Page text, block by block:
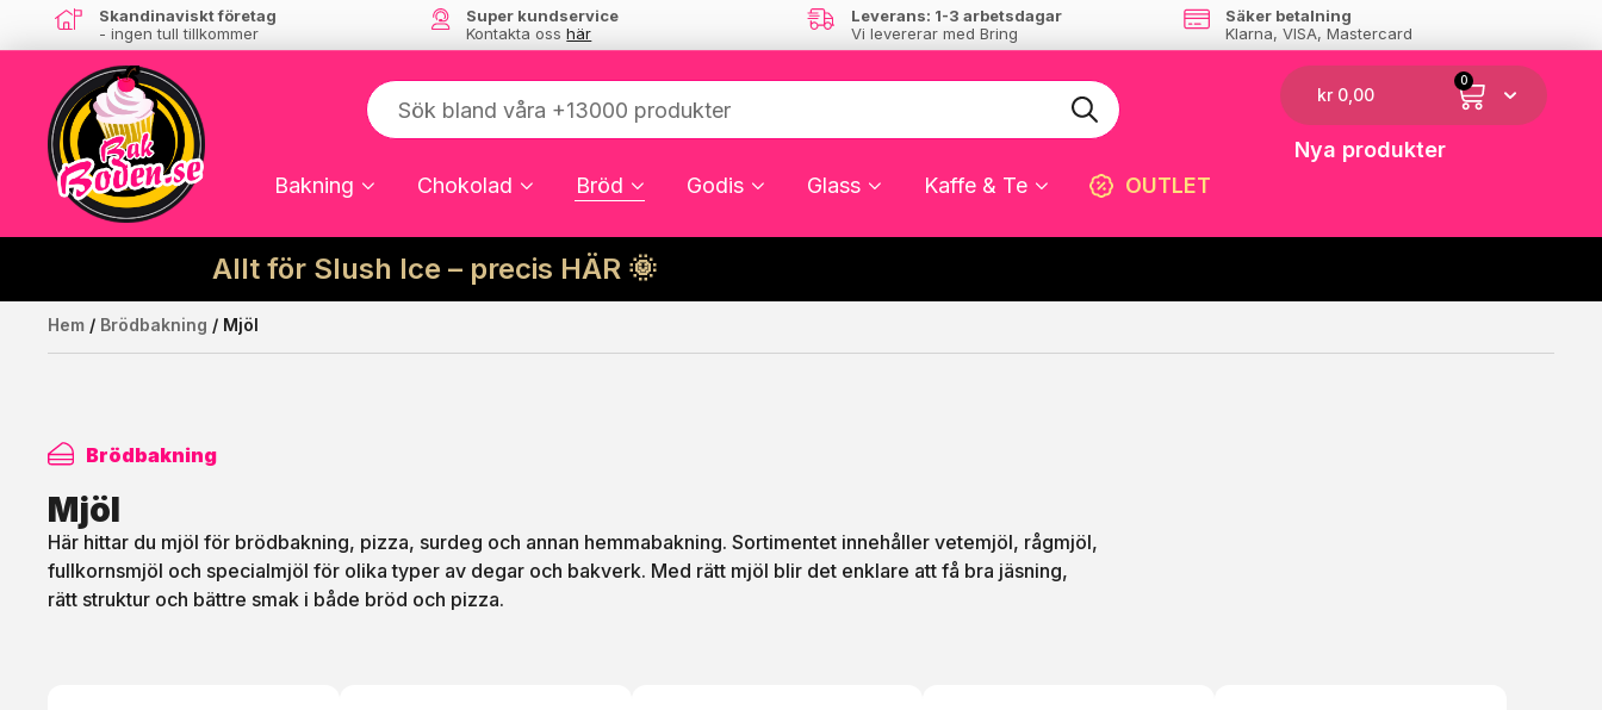
Skandinaviskt företag
- ingen tull tillkommer
Super kundservice
Kontakta oss här
Leverans: 1-3 arbetsdagar
Vi levererar med Bring
Säker betalning
Klarna, VISA, Mastercard
Bakning Chokolad Bröd Godis Glass Kaffe & Te OUTLET
kr0,00
0
Nya produkter
Allt för Slush Ice – precis HÄR 🌞
Hem / Brödbakning / Mjöl
Brödbakning
Mjöl
Här hittar du mjöl för brödbakning, pizza, surdeg och annan hemmabakning. Sortimentet innehåller vetemjöl, rågmjöl,
fullkornsmjöl och specialmjöl för olika typer av degar och bakverk. Med rätt mjöl blir det enklare att få bra jäsning,
rätt struktur och bättre smak i både bröd och pizza.